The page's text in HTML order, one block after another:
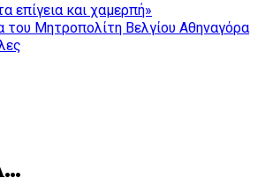
επίγεια και χαμερπή»
του Μητροπολίτη Βελγίου Αθηναγόρα